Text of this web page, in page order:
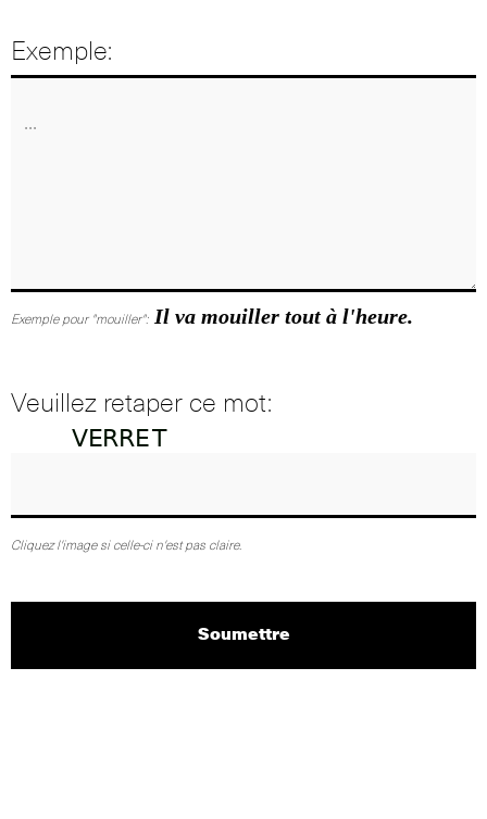
Exemple:
Exemple pour "mouiller": Il va mouiller tout à l'heure.
Veuillez retaper ce mot:
Cliquez l'image si celle-ci n'est pas claire.
Soumettre